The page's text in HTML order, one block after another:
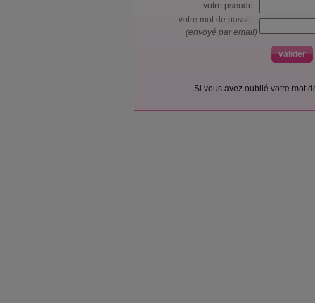
votre pseudo :
votre mot de passe :
(envoyé par email)
Si vous avez oublié votre mot